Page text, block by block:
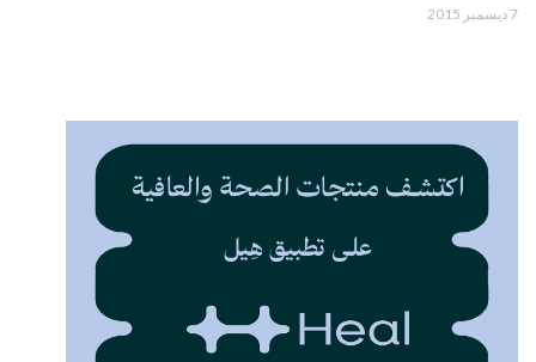
7 ديسمبر 2015